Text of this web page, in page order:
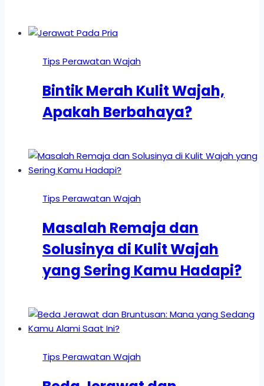
Tips Perawatan Wajah
Bintik Merah Kulit Wajah,
Apakah Berbahaya?
Tips Perawatan Wajah
Masalah Remaja dan
Solusinya di Kulit Wajah
yang Sering Kamu Hadapi?
Tips Perawatan Wajah